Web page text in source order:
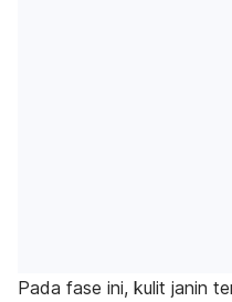
Pada fase ini, kulit janin